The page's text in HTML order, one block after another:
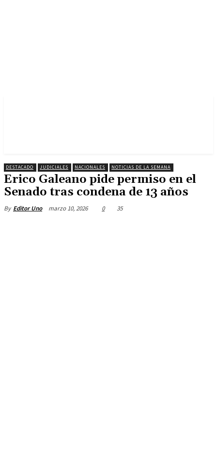
DESTACADO JUDICIALES NACIONALES NOTICIAS DE LA SEMANA
Erico Galeano pide permiso en el
Senado tras condena de 13 años
By Editor Uno marzo 10, 2026 0 35